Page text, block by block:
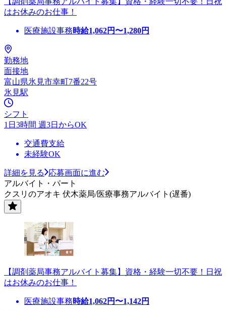
はお休みのお仕事！
医療施設事務時給1,062円〜1,280円
勤務地
面接地
富山県氷見市幸町7番22号
氷見駅
シフト
1日3時間 週3日からOK
交通費支給
未経験OK
詳細を見る
応募画面に進む
アルバイト・パート
クスリのアオキ 伏木薬局/医療事務アルバイト(遅番)
【調剤薬局事務アルバイト募集】資格・経験一切不要！日祝
はお休みのお仕事！
医療施設事務時給1,062円〜1,142円